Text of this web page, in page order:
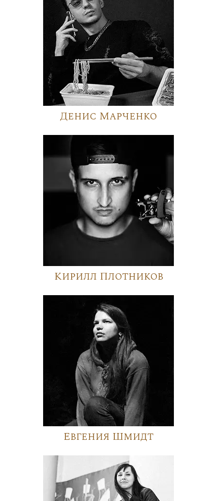
Денис Марченко
Кирилл Плотников
Евгения Шмидт